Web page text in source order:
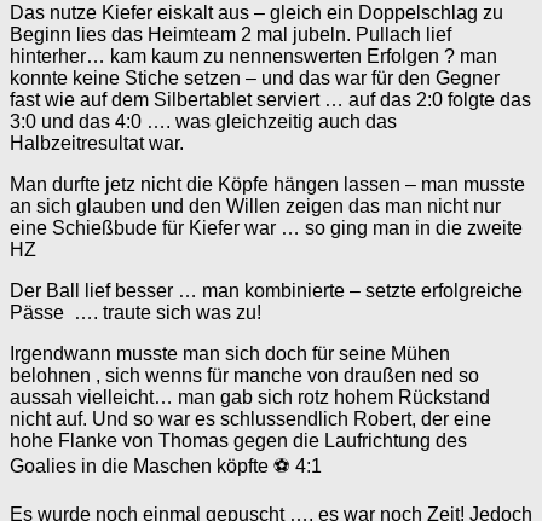
Das nutze Kiefer eiskalt aus – gleich ein Doppelschlag zu
Beginn lies das Heimteam 2 mal jubeln. Pullach lief
hinterher… kam kaum zu nennenswerten Erfolgen ? man
konnte keine Stiche setzen – und das war für den Gegner
fast wie auf dem Silbertablet serviert … auf das 2:0 folgte das
3:0 und das 4:0 …. was gleichzeitig auch das
Halbzeitresultat war.
Man durfte jetz nicht die Köpfe hängen lassen – man musste
an sich glauben und den Willen zeigen das man nicht nur
eine Schießbude für Kiefer war … so ging man in die zweite
HZ
Der Ball lief besser … man kombinierte – setzte erfolgreiche
Pässe …. traute sich was zu!
Irgendwann musste man sich doch für seine Mühen
belohnen , sich wenns für manche von draußen ned so
aussah vielleicht… man gab sich rotz hohem Rückstand
nicht auf. Und so war es schlussendlich Robert, der eine
hohe Flanke von Thomas gegen die Laufrichtung des
Goalies in die Maschen köpfte ⚽️ 4:1
Es wurde noch einmal gepuscht …. es war noch Zeit! Jedoch